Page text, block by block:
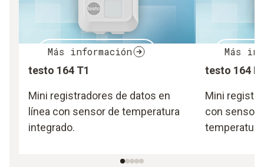
Más información
testo 164 T1
Mini registradores de datos en
línea con sensor de temperatura
integrado.
Más
testo 164
Mini
con sensor